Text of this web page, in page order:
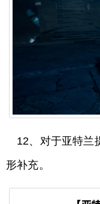
12、对于亚特兰
形补充。